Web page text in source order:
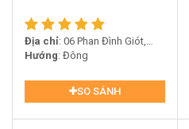
Địa chỉ: 06 Phan Đình Giót,
Phường 2, Quận Tân Bình
Hướng : Đông
SO SÁNH